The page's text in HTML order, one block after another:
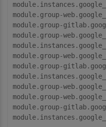
module.group-
module.group-
module.group-
module.group-
module.group-
module.group-
module.group-
module.group-